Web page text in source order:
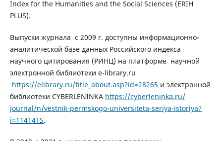
Index for the Humanities and the Social Sciences (ERIH
PLUS).
Выпуски журнала с 2009 г. доступны информационно-
аналитической базе данных Российского индекса
научного цитирования (РИНЦ) на платформе научной
электронной библиотеки e-library.ru
https://elibrary.ru/title_about.asp?id=28265 и электронной
библиотеки CYBERLENINKA https://cyberleninka.ru/
journal/n/vestnik-permskogo-universiteta-seriya-istoriya?
i=1141415.